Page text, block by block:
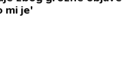
mi je'